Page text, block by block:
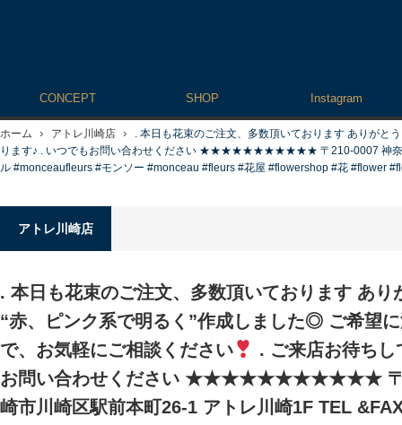
CONCEPT SHOP Instagram
ホーム アトレ川崎店
. 本日も花束のご注文、多数頂いております ありがと
ります♪ . いつでもお問い合わせください ★★★★★★★★★★★ 〒210-0007 神奈
ル #monceaufleurs #モンソー #monceau #fleurs #花屋 #flowershop #花 #flower
アトレ川崎店
. 本日も花束のご注文、多数頂いております あり
“赤、ピンク系で明るく”作成しました◎ ご希望
で、お気軽にご相談ください
. ご来店お待ち
お問い合わせください ★★★★★★★★★★★ 〒
崎市川崎区駅前本町26-1 アトレ川崎1F TEL